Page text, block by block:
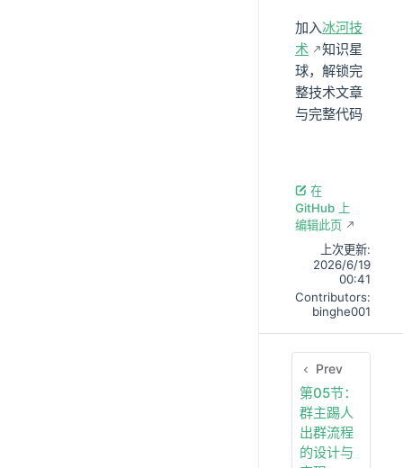
加入冰河技
术
知识星
球，解锁完
整技术文章
与完整代码
在
GitHub 上
编辑此页
上次更新:
2026/6/19
00:41
Contributors:
binghe001
Prev
第05节：
群主踢人
出群流程
的设计与